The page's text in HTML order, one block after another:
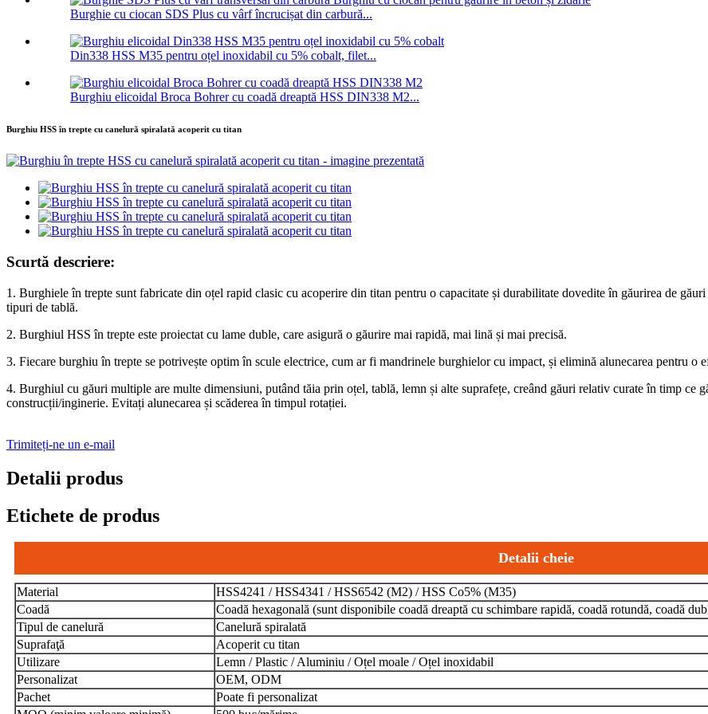
Burghie cu ciocan SDS Plus cu vârf încrucișat din carbură...
Din338 HSS M35 pentru oțel inoxidabil cu 5% cobalt, filet...
Burghiu elicoidal Broca Bohrer cu coadă dreaptă HSS DIN338 M2...
Burghiu HSS în trepte cu canelură spiralată acoperit cu titan
Scurtă descriere:
1. Burghiele în trepte sunt fabricate din oțel rapid clasic cu acoperire din titan pentru o capacitate și durabilitate dovedite în găurirea de
tipuri de tablă.
2. Burghiul HSS în trepte este proiectat cu lame duble, care asigură o găurire mai rapidă, mai lină și mai precisă.
3. Fiecare burghiu în trepte se potrivește optim în scule electrice, cum ar fi mandrinele burghielor cu impact, și elimină alunecarea pentru o
4. Burghiul cu găuri multiple are multe dimensiuni, putând tăia prin oțel, tablă, lemn și alte suprafețe, creând găuri relativ curate în timp ce
construcții/inginerie. Evitați alunecarea și scăderea în timpul rotației.
Trimiteți-ne un e-mail
Detalii produs
Etichete de produs
Detalii cheie
Material
HSS4241 / HSS4341 / HSS6542 (M2) / HSS Co5% (M35)
Coadă
Coadă hexagonală (sunt disponibile coadă dreaptă cu schimbare rapidă, coadă rotundă, coadă
Tipul de canelură
Canelură spiralată
Suprafaţă
Acoperit cu titan
Utilizare
Lemn / Plastic / Aluminiu / Oțel moale / Oțel inoxidabil
Personalizat
OEM, ODM
Pachet
Poate fi personalizat